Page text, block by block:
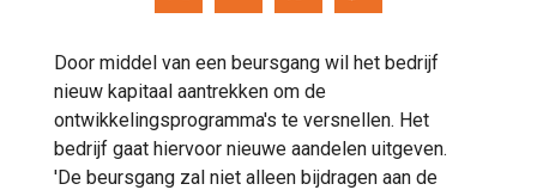
Door middel van een beursgang wil het bedrijf
nieuw kapitaal aantrekken om de
ontwikkelingsprogramma's te versnellen. Het
bedrijf gaat hiervoor nieuwe aandelen uitgeven.
'De beursgang zal niet alleen bijdragen aan de